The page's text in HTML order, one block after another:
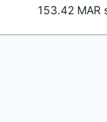
153.42 MAR